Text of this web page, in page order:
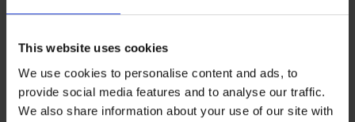
This website uses cookies
We use cookies to personalise content and ads, to
provide social media features and to analyse our traffic.
We also share information about your use of our site with